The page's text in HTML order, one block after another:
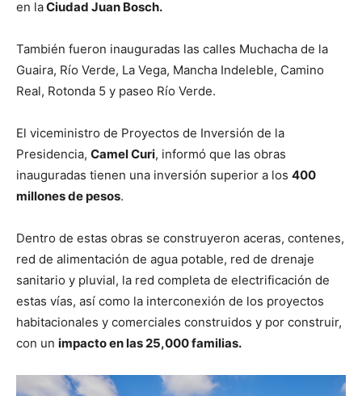
en laCiudad Juan Bosch.
También fueron inauguradas las calles Muchacha de la
Guaira, Río Verde, La Vega, Mancha Indeleble, Camino
Real, Rotonda 5 y paseo Río Verde.
El viceministro de Proyectos de Inversión de la
Presidencia, Camel Curi, informó que las obras
inauguradas tienen una inversión superior a los 400
millones de pesos.
Dentro de estas obras se construyeron aceras, contenes,
red de alimentación de agua potable, red de drenaje
sanitario y pluvial, la red completa de electrificación de
estas vías, así como la interconexión de los proyectos
habitacionales y comerciales construidos y por construir,
con un impacto en las 25,000 familias.